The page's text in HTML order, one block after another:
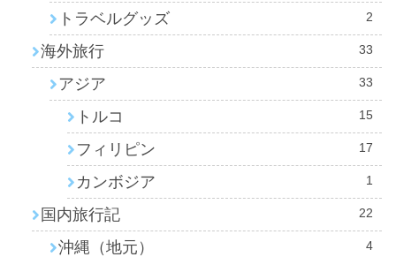
トラベルグッズ 2
海外旅行 33
アジア 33
トルコ 15
フィリピン 17
カンボジア 1
国内旅行記 22
沖縄（地元） 4